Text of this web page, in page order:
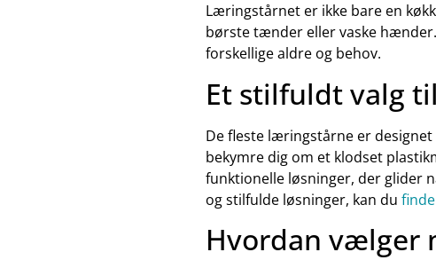
Læringstårnet er ikke bare en
børste tænder eller vaske
forskellige aldre og behov.
Et stilfuldt valg
De fleste læringstårne er
bekymre dig om et klodset
funktionelle løsninger, der glider
og stilfulde løsninger, kan du
Hvordan vælger